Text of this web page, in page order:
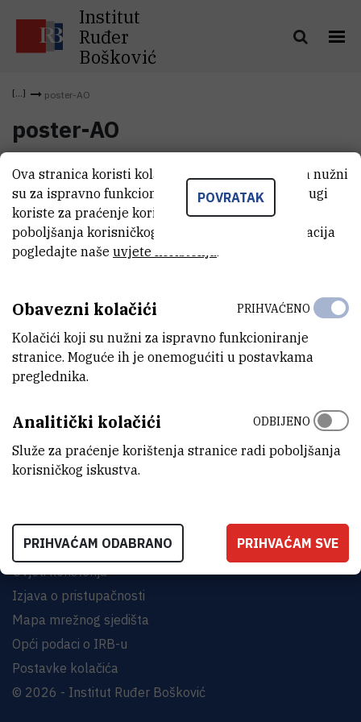
Institut
Ruđer
Bošković
poster-AO
poster-AO
poster-AO (3,8 MB)
Bijenička cesta 54, 10000 Zagreb
KONTAKTIRAJTE NAS
Uvjeti korištenja
Izjava o pristupačnosti
Mapa mrežnog sjedišta
Opći podaci o IRB-u
Postavke kolačića
© 2026 - Institut Ruđer Bošković
POVRATAK
Ova stranica koristi kolačiće. Neki od tih kolačića nužni
su za ispravno funkcioniranje stranice, dok se drugi
koriste za praćenje korištenja stranice radi
poboljšanja korisničkog iskustva. Za više informacija
pogledajte naše uvjete korištenja.
Obavezni kolačići
Kolačići koji su nužni za ispravno funkcioniranje
stranice. Moguće ih je onemogućiti u postavkama
preglednika.
PRIHVAĆENO
Analitički kolačići
Služe za praćenje korištenja stranice radi poboljšanja
korisničkog iskustva.
ODBIJENO
PRIHVAĆAM ODABRANO PRIHVAĆAM SVE